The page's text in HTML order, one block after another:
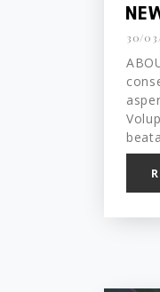
30/